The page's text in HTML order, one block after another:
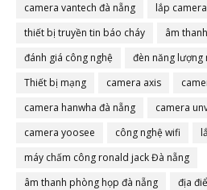
camera vantech đà nẵng
lắp
thiết bị truyền tin báo cháy
âm
đánh giá công nghệ
đèn năng lượng
Thiết bị mạng
camera axis
camera hanwha đà nẵng
camera
camera yoosee
công nghệ wifi
máy chấm công ronald jack Đà nẵng
âm thanh phòng họp đà nẵng
địa